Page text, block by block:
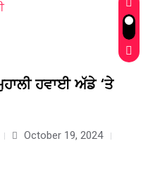
ਹਵਾਈ ਅੱਡੇ ‘ਤੇ
October 19, 2024